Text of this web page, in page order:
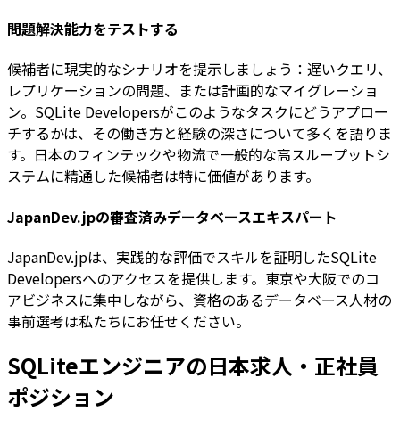
問題解決能力をテストする
候補者に現実的なシナリオを提示しましょう：遅いクエリ、
レプリケーションの問題、または計画的なマイグレーショ
ン。SQLite Developersがこのようなタスクにどうアプロー
チするかは、その働き方と経験の深さについて多くを語りま
す。日本のフィンテックや物流で一般的な高スループットシ
ステムに精通した候補者は特に価値があります。
JapanDev.jpの審査済みデータベースエキスパート
JapanDev.jpは、実践的な評価でスキルを証明したSQLite
Developersへのアクセスを提供します。東京や大阪でのコ
アビジネスに集中しながら、資格のあるデータベース人材の
事前選考は私たちにお任せください。
SQLiteエンジニアの日本求人・正社員
ポジション